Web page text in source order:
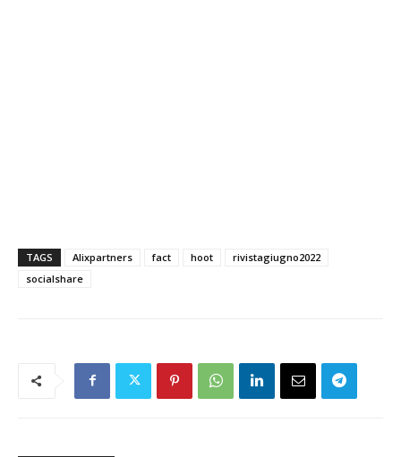
TAGS Alixpartners fact hoot
rivistagiugno2022
socialshare